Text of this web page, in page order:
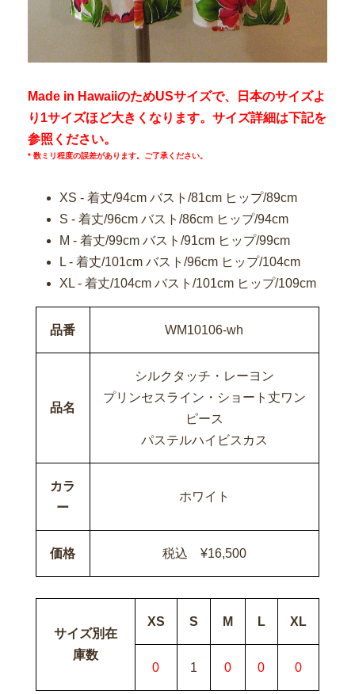
Made in HawaiiのためUSサイズで、日本のサイズよ
り1サイズほど大きくなります。サイズ詳細は下記を
参照ください。
* 数ミリ程度の誤差があります。ご了承ください。
XS - 着丈/94cm バスト/81cm ヒップ/89cm
S - 着丈/96cm バスト/86cm ヒップ/94cm
M - 着丈/99cm バスト/91cm ヒップ/99cm
L - 着丈/101cm バスト/96cm ヒップ/104cm
XL - 着丈/104cm バスト/101cm ヒップ/109cm
品番 WM10106-wh
品名
シルクタッチ・レーヨン
プリンセスライン・ショート丈ワン
ピース
パステルハイビスカス
カラ
ー
ホワイト
価格 税込 ¥16,500
サイズ別在
庫数
XS S M L XL
0 1 0 0 0